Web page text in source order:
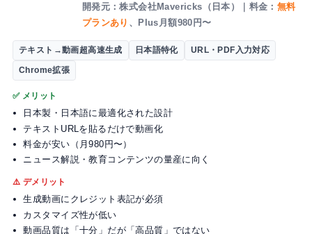
開発元：株式会社Mavericks（日本）｜料金： 無料
プランあり 、Plus月額980円〜
テキスト→動画超高速生成 日本語特化 URL・PDF入力対応
Chrome拡張
✅ メリット
日本製・日本語に最適化された設計
テキストURLを貼るだけで動画化
料金が安い（月980円〜）
ニュース解説・教育コンテンツの量産に向く
⚠️ デメリット
生成動画にクレジット表記が必須
カスタマイズ性が低い
動画品質は「十分」だが「高品質」ではない